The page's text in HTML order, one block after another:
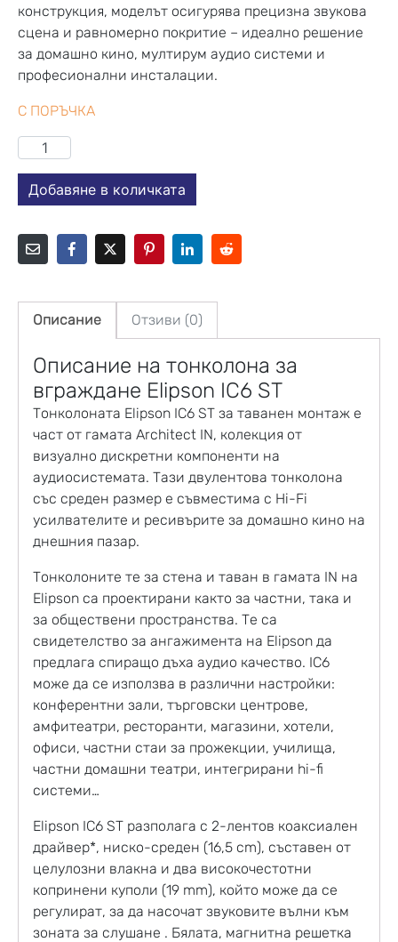
конструкция, моделът осигурява прецизна звукова
сцена и равномерно покритие – идеално решение
за домашно кино, мултирум аудио системи и
професионални инсталации.
С ПОРЪЧКА
Добавяне в количката
Описание Отзиви (0)
Описание на тонколона за
вграждане Elipson IC6 ST
Тонколоната Elipson IC6 ST за таванен монтаж е
част от гамата Architect IN, колекция от
визуално дискретни компоненти на
аудиосистемата. Тази двулентова тонколона
със среден размер е съвместима с Hi-Fi
усилвателите и ресивърите за домашно кино на
днешния пазар.
Тонколоните те за стена и таван в гамата IN на
Elipson са проектирани както за частни, така и
за обществени пространства. Те са
свидетелство за ангажимента на Elipson да
предлага спиращо дъха аудио качество. IC6
може да се използва в различни настройки:
конферентни зали, търговски центрове,
амфитеатри, ресторанти, магазини, хотели,
офиси, частни стаи за прожекции, училища,
частни домашни театри, интегрирани hi-fi
системи…
Elipson IC6 ST разполага с 2-лентов коаксиален
драйвер*, ниско-среден (16,5 cm), съставен от
целулозни влакна и два високочестотни
копринени куполи (19 mm), който може да се
регулират, за да насочат звуковите вълни към
зоната за слушане . Бялата, магнитна решетка